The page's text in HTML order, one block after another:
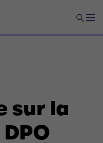
sur la